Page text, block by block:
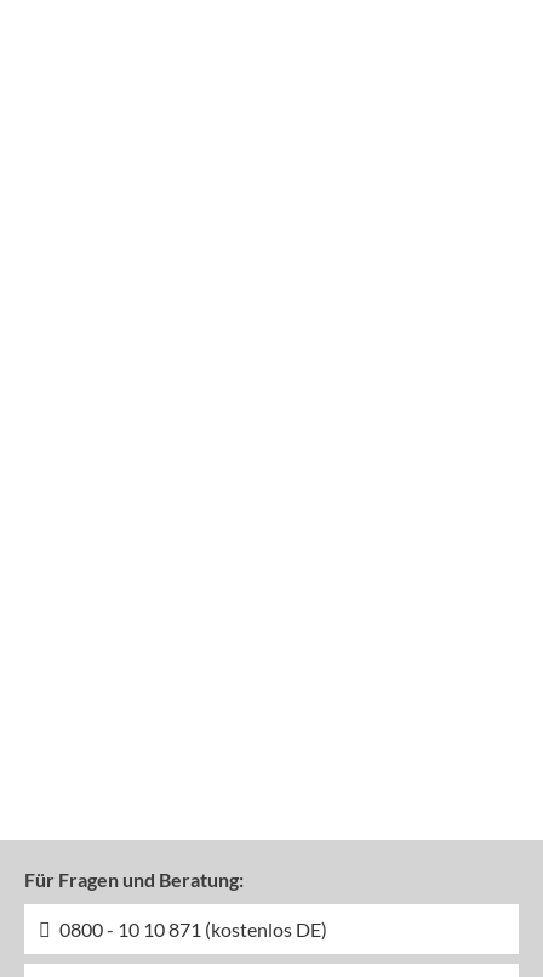
Für Fragen und Beratung:
0800 - 10 10 871 (kostenlos DE)